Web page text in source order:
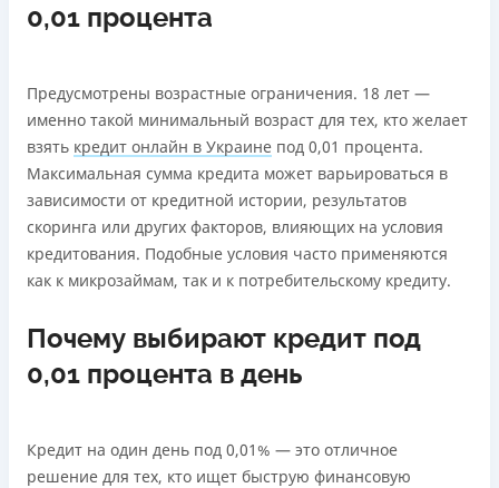
0,01 процента
Предусмотрены возрастные ограничения. 18 лет —
именно такой минимальный возраст для тех, кто желает
взять кредит онлайн в Украине под 0,01 процента.
Максимальная сумма кредита может варьироваться в
зависимости от кредитной истории, результатов
скоринга или других факторов, влияющих на условия
кредитования. Подобные условия часто применяются
как к микрозаймам, так и к потребительскому кредиту.
Почему выбирают кредит под
0,01 процента в день
Кредит на один день под 0,01% — это отличное
решение для тех, кто ищет быструю финансовую